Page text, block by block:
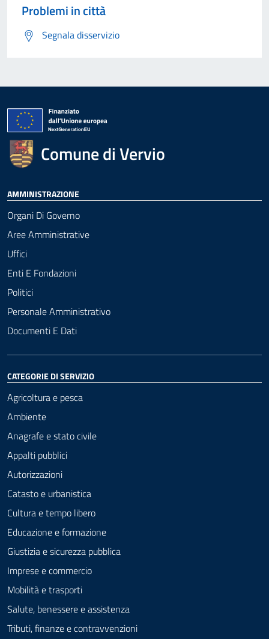
Problemi in città
Segnala disservizio
Comune di Vervio
AMMINISTRAZIONE
Organi Di Governo
Aree Amministrative
Uffici
Enti E Fondazioni
Politici
Personale Amministrativo
Documenti E Dati
CATEGORIE DI SERVIZIO
Agricoltura e pesca
Ambiente
Anagrafe e stato civile
Appalti pubblici
Autorizzazioni
Catasto e urbanistica
Cultura e tempo libero
Educazione e formazione
Giustizia e sicurezza pubblica
Imprese e commercio
Mobilità e trasporti
Salute, benessere e assistenza
Tributi, finanze e contravvenzioni